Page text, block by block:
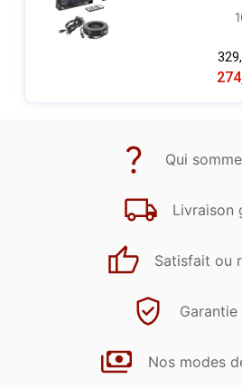
Qui
Livraison
Satisfait ou
Garantie
Nos modes